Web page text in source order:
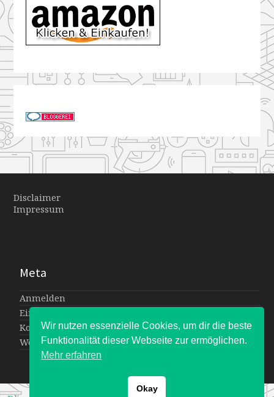
Disclaimer
Impressum
Meta
Anmelden
Eintrags-Feed
Kommentar-Feed
WordPress.org
Wir nutzen essenzielle Cookies, um dir die beste
Funktionalität dieser Webseite zur ermöglichen.
Mehr erfahren
Okay